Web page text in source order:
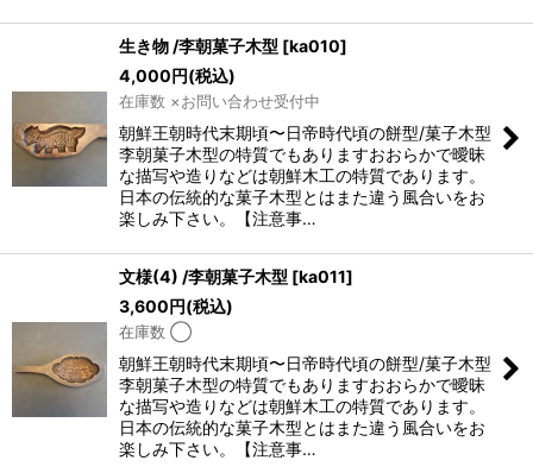
生き物 /李朝菓子木型 [ka010]
4,000円(税込)
在庫数 ×お問い合わせ受付中
朝鮮王朝時代末期頃〜日帝時代頃の餅型/菓子木型
李朝菓子木型の特質でもありますおおらかで曖昧
な描写や造りなどは朝鮮木工の特質であります。
日本の伝統的な菓子木型とはまた違う風合いをお
楽しみ下さい。【注意事…
文様(4) /李朝菓子木型 [ka011]
3,600円(税込)
在庫数 ◯
朝鮮王朝時代末期頃〜日帝時代頃の餅型/菓子木型
李朝菓子木型の特質でもありますおおらかで曖昧
な描写や造りなどは朝鮮木工の特質であります。
日本の伝統的な菓子木型とはまた違う風合いをお
楽しみ下さい。【注意事…